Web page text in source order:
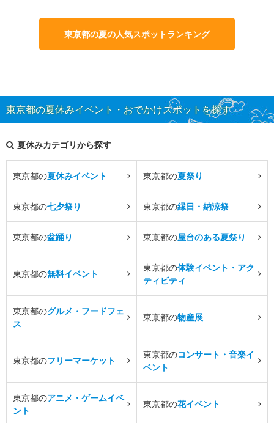
東京都の夏の人気スポットランキング
東京都の夏休みイベント・おでかけスポットを探す
夏休みカテゴリから探す
東京都の夏休みイベント 東京都の夏祭り
東京都の七夕祭り 東京都の縁日・納涼祭
東京都の盆踊り 東京都の屋台のある夏祭り
東京都の無料イベント
東京都の体験イベント・アク
ティビティ
東京都のグルメ・フードフェ
ス
東京都の物産展
東京都のフリーマーケット
東京都のコンサート・音楽イ
ベント
東京都のアニメ・ゲームイベ
ント
東京都の花イベント